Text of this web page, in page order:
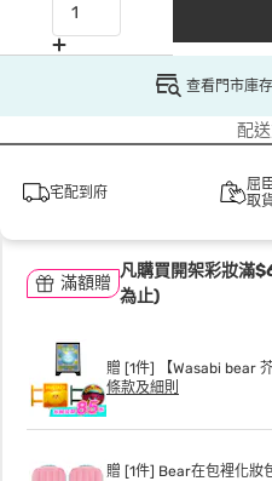
查看門市庫
配
宅配到府
屈
取
滿額贈
凡購買開架彩妝滿
為止)
贈 [1件] 【Wasabi bear
條款及細則
贈 [1件] Bear在包裡化妝